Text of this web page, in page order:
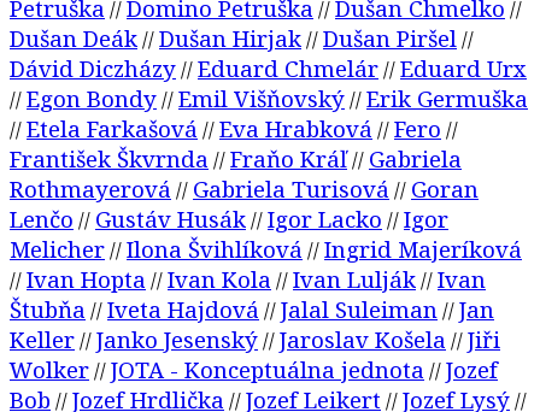
Petruška //Domino Petruška //Dušan Chmelko //
Dušan Deák//Dušan Hirjak//Dušan Piršel//
Dávid Diczházy//Eduard Chmelár//Eduard Urx
//Egon Bondy//Emil Višňovský//Erik Germuška
//Etela Farkašová //Eva Hrabková //Fero //
František Škvrnda //Fraňo Kráľ// Gabriela
Rothmayerová // Gabriela Turisová // Goran
Lenčo // Gustáv Husák//Igor Lacko //Igor
Melicher//Ilona Švihlíková //Ingrid Majeríková
//Ivan Hopta //Ivan Kola //Ivan Lulják//Ivan
Štubňa //Iveta Hajdová //Jalal Suleiman//Jan
Keller//Janko Jesenský//Jaroslav Košela //Jiři
Wolker//JOTA - Konceptuálna jednota //Jozef
Bob //Jozef Hrdlička //Jozef Leikert//Jozef Lysý//